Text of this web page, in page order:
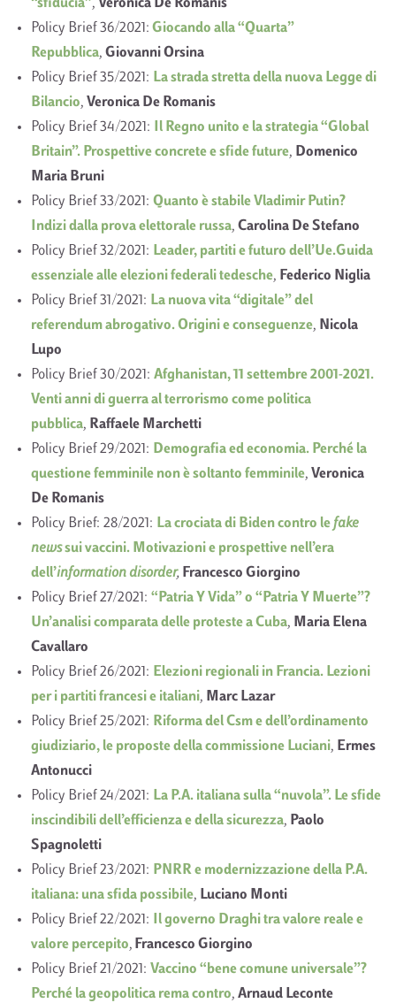
“sfiducia”, Veronica De Romanis
Policy Brief 36/2021: Giocando alla “Quarta”
Repubblica, Giovanni Orsina
Policy Brief 35/2021: La strada stretta della nuova Legge di
Bilancio, Veronica De Romanis
Policy Brief 34/2021:
Il Regno unito e la strategia “Global
Britain”. Prospettive concrete e sfide future, Domenico
Maria Bruni
Policy Brief 33/2021: Quanto è stabile Vladimir Putin?
Indizi dalla prova elettorale russa, Carolina De Stefano
Policy Brief 32/2021: Leader, partiti e futuro dell’Ue.Guida
essenziale alle elezioni federali tedesche, Federico Niglia
Policy Brief 31/2021: La nuova vita “digitale” del
referendum abrogativo. Origini e conseguenze, Nicola
Lupo
Policy Brief 30/2021: Afghanistan, 11 settembre 2001-2021.
Venti anni di guerra al terrorismo come politica
pubblica, Raffaele Marchetti
Policy Brief 29/2021: Demografia ed economia. Perché la
questione femminile non è soltanto femminile, Veronica
De Romanis
Policy Brief: 28/2021: La crociata di Biden contro lefake
newssui vaccini. Motivazioni e prospettive nell’era
dell’information disorder, Francesco Giorgino
Policy Brief 27/2021: “Patria Y Vida” o “Patria Y Muerte”?
Un’analisi comparata delle proteste a Cuba, Maria Elena
Cavallaro
Policy Brief 26/2021: Elezioni regionali in Francia. Lezioni
per i partiti francesi e italiani, Marc Lazar
Policy Brief 25/2021: Riforma del Csm e dell’ordinamento
giudiziario, le proposte della commissione Luciani, Ermes
Antonucci
Policy Brief 24/2021: La P.A. italiana sulla “nuvola”. Le sfide
inscindibili dell’efficienza e della sicurezza, Paolo
Spagnoletti
Policy Brief 23/2021: PNRR e modernizzazione della P.A.
italiana: una sfida possibile, Luciano Monti
Policy Brief 22/2021:
Il governo Draghi tra valore reale e
valore percepito,Francesco Giorgino
Policy Brief 21/2021: Vaccino “bene comune universale”?
Perché la geopolitica rema contro, Arnaud Leconte